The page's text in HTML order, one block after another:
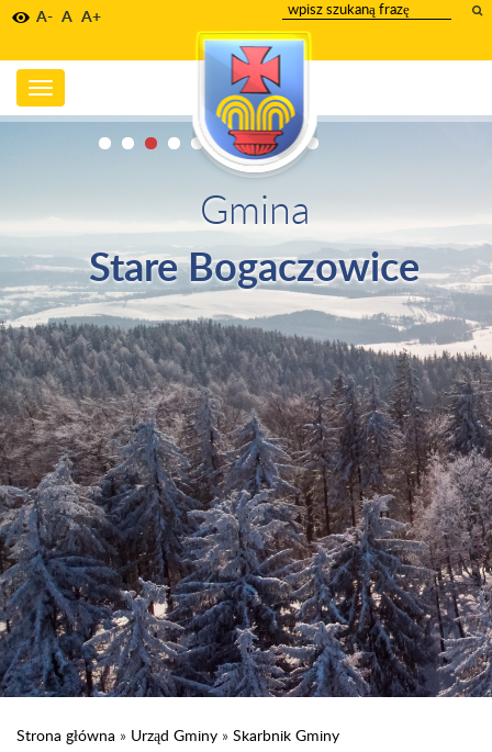
A- A A+
wpisz
szukany
tekst
Toggle
navigation
Gmina
Stare Bogaczowice
Strona główna » Urząd Gminy » Skarbnik Gminy